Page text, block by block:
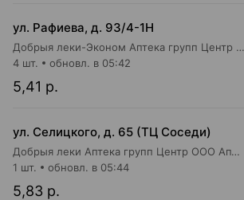
ул. Рафиева, д. 93/4-1Н
Добрыя леки-Эконом Аптека групп Центр ООО Аптека №1
5,41 р.
4 шт. обновл. в 05:42
ул. Селицкого, д. 65 (ТЦ Соседи)
Добрыя леки Аптека групп Центр ООО Аптека №47
5,83 р.
1 шт. обновл. в 05:44